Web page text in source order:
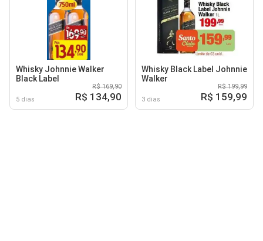
Whisky Johnnie Walker
Black Label
5 dias
R$ 169,90
R$ 134,90
Whisky Black Label Johnnie
Walker
3 dias
R$ 199,99
R$ 159,99